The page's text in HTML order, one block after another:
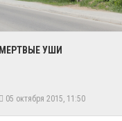
МЕРТВЫЕ УШИ
05 октября 2015, 11:50